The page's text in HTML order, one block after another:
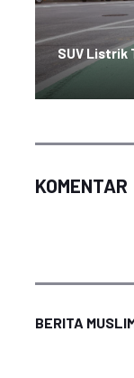
SUV Listrik
KOMENTAR
BERITA